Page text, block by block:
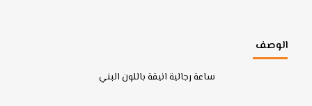
الوصف
ساعة رجالية انيقة باللون البني